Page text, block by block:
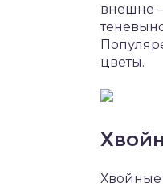
внешне
цветы.
Хвойные